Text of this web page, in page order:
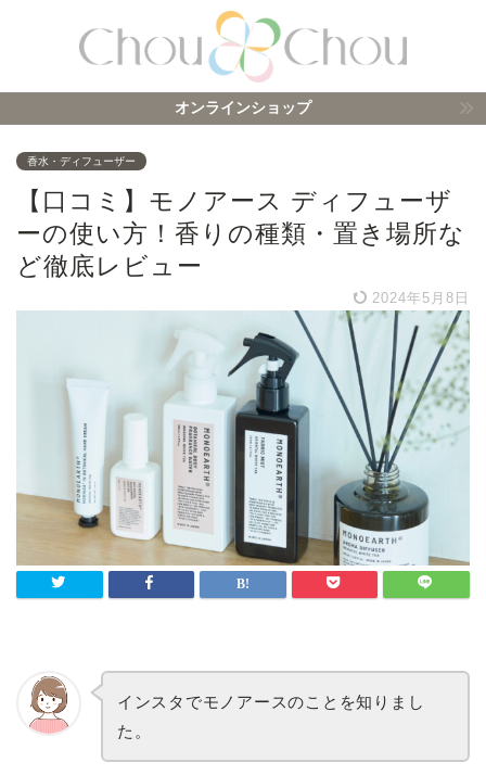
オンラインショップ
香水・ディフューザー
【口コミ】モノアース ディフューザ
ーの使い方！香りの種類・置き場所な
ど徹底レビュー
2024年5月8日
インスタでモノアースのことを知りまし
た。